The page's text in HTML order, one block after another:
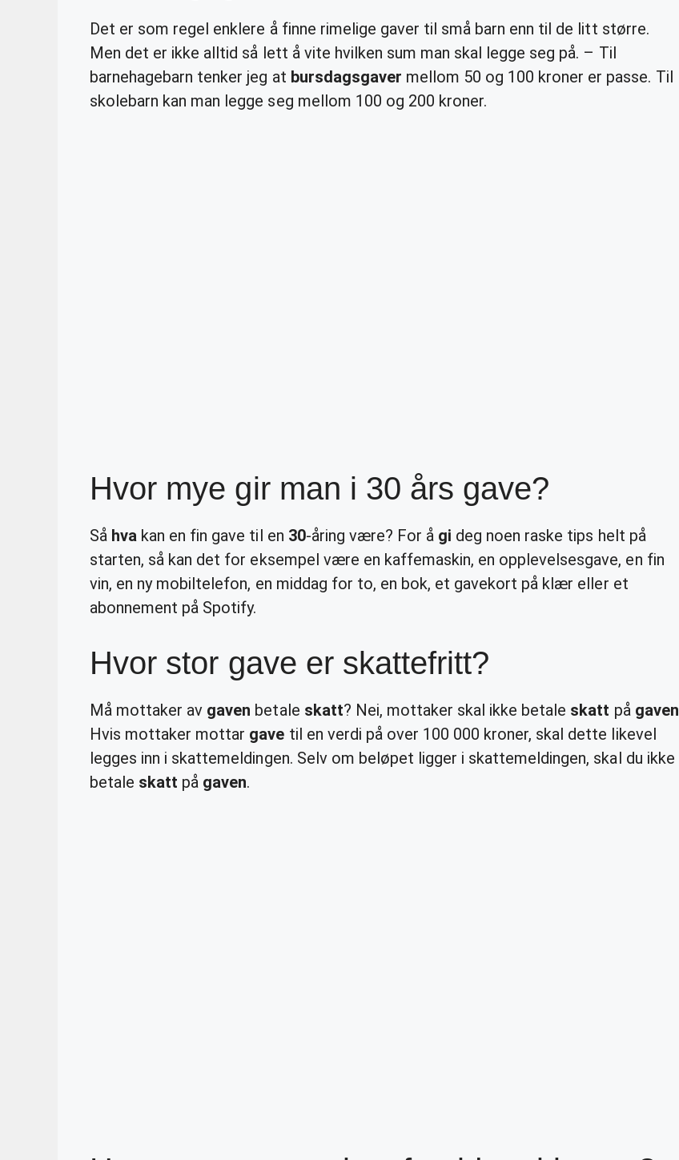
Det er som regel enklere å finne rimelige gaver til små barn enn til de litt større.
Men det er ikke alltid så lett å vite hvilken sum man skal legge seg på. – Til
barnehagebarn tenker jeg at bursdagsgaver mellom 50 og 100 kroner er passe. Til
skolebarn kan man legge seg mellom 100 og 200 kroner.
Hvor mye gir man i 30 års gave?
Så hva kan en fin gave til en 30-åring være? For å gi deg noen raske tips helt på
starten, så kan det for eksempel være en kaffemaskin, en opplevelsesgave, en fin
vin, en ny mobiltelefon, en middag for to, en bok, et gavekort på klær eller et
abonnement på Spotify.
Hvor stor gave er skattefritt?
Må mottaker av gaven betale skatt? Nei, mottaker skal ikke betale skatt på gaven
Hvis mottaker mottar gave til en verdi på over 100 000 kroner, skal dette likevel
legges inn i skattemeldingen. Selv om beløpet ligger i skattemeldingen, skal du ikke
betale skatt på gaven.